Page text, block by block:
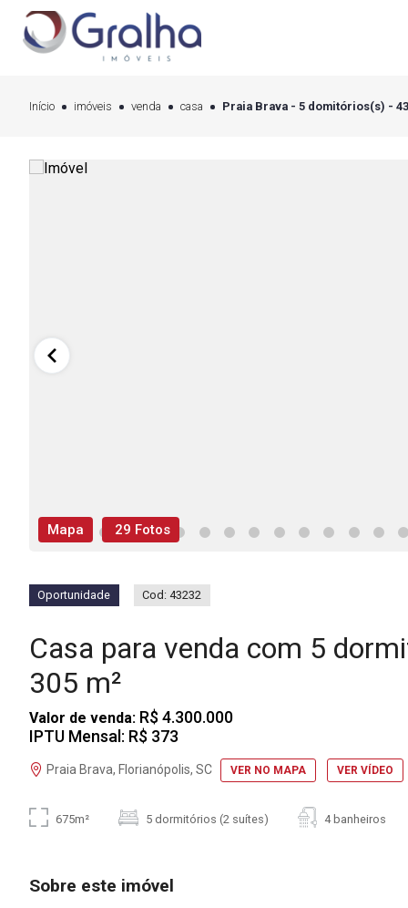
Início imóveis venda casa Praia Brava - 5 domitórios(s) -
Mapa 29 Fotos
Oportunidade Cod: 43232
Casa para venda com 5
305 m²
Valor de venda: R$ 4.300.000
IPTU Mensal: R$ 373
Praia Brava, Florianópolis, SC VER NO MAPA VER VÍDEO
675m² 5 dormitórios (2 suítes) 4 banheiros
Sobre este imóvel